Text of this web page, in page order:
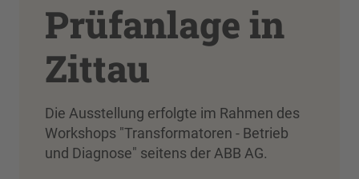
Prüfanlage in
Zittau
Die Ausstellung erfolgte im Rahmen des
Workshops "Transformatoren - Betrieb
und Diagnose" seitens der ABB AG.